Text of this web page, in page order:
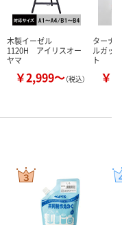
木製イーゼル
1120H アイリスオー
ヤマ
￥2,999～（税込）
ターナ
ルガッ
ト
￥